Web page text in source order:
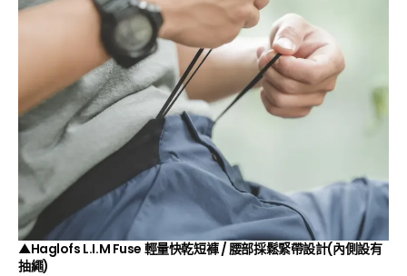
▲Haglofs L.I.M Fuse 輕量快乾短褲 / 腰部採鬆緊帶設計(內側設有
抽繩)